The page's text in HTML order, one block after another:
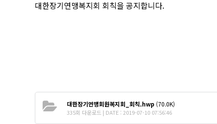
대한장기연맹복지회 회칙을 공지합니다.
대한장기연맹회원복지회_회칙.hwp (70.0K)
335회 다운로드 | DATE : 2019-07-10 07:56:46